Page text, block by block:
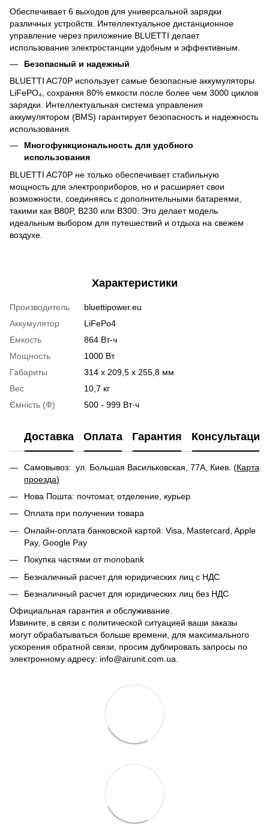
Обеспечивает 6 выходов для универсальной зарядки
различных устройств. Интеллектуальное дистанционное
управление через приложение BLUETTI делает
использование электростанции удобным и эффективным.
Безопасный и надежный
BLUETTI AC70P использует самые безопасные аккумуляторы
LiFePO₄, сохраняя 80% емкости после более чем 3000 циклов
зарядки. Интеллектуальная система управления
аккумулятором (BMS) гарантирует безопасность и надежность
использования.
Многофункциональность для удобного
использования
BLUETTI AC70P не только обеспечивает стабильную
мощность для электроприборов, но и расширяет свои
возможности, соединяясь с дополнительными батареями,
такими как B80P, B230 или B300. Это делает модель
идеальным выбором для путешествий и отдыха на свежем
воздухе.
Характеристики
Производитель
bluettipower.eu
Аккумулятор
LiFePo4
Емкость
864 Вт-ч
Мощность
1000 Вт
Габариты
314 х 209,5 х 255,8 мм
Вес
10,7 кг
Ємність (Ф)
500 - 999 Вт·ч
Доставка Оплата Гарантия Консультация
Самовывоз: ул. Большая Васильковская, 77А, Киев. (Карта
проезда)
Нова Пошта: почтомат, отделение, курьер
Оплата при получении товара
Онлайн-оплата банковской картой: Visa, Mastercard, Apple
Pay, Google Pay
Покупка частями от monobank
Безналичный расчет для юридических лиц с НДС
Безналичный расчет для юридических лиц без НДС
Официальная гарантия и обслуживание.
Извините, в связи с политической ситуацией ваши заказы
могут обрабатываться больше времени, для максимального
ускорения обратной связи, просим дублировать запросы по
электронному адресу: info@airunit.com.ua.